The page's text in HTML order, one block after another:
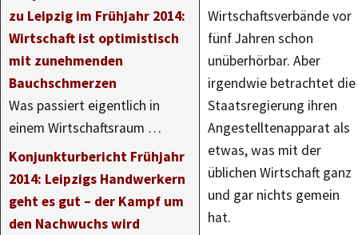
zu Leipzig im Frühjahr 2014:
Wirtschaft ist optimistisch
mit zunehmenden
Bauchschmerzen
Was passiert eigentlich in
einem Wirtschaftsraum …
Konjunkturbericht Frühjahr
2014: Leipzigs Handwerkern
geht es gut – der Kampf um
den Nachwuchs wird
Wirtschaftsverbände vor
fünf Jahren schon
unüberhörbar. Aber
irgendwie betrachtet die
Staatsregierung ihren
Angestelltenapparat als
etwas, was mit der
üblichen Wirtschaft ganz
und gar nichts gemein
hat.